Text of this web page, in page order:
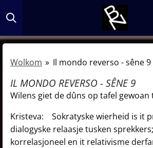
Ga
direct
naar
hoofdinhoud
Wolkom » Il mondo reverso - sêne 9
IL MONDO REVERSO - SÊNE 9
Wilens giet de dûns op tafel
Kristeva: Sokratyske wierheid is it
dialogyske relaasje tusken
korrelasjoneel en it relativisme